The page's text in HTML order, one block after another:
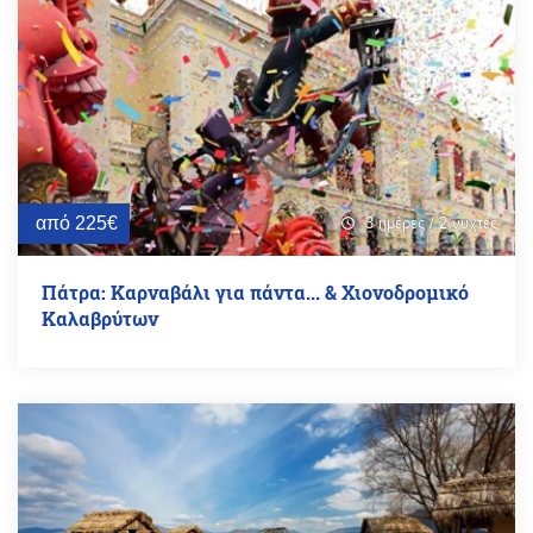
από 225€ schedule 3 ημέρες / 2 νύχτες
Πάτρα: Καρναβάλι για πάντα... & Χιονοδρομικό
Καλαβρύτων